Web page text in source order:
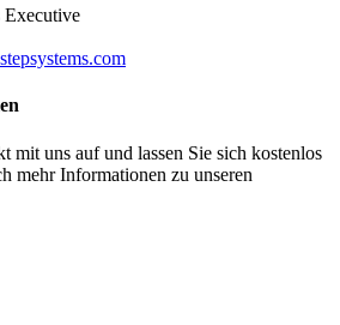
Executive
mit uns auf und lassen Sie sich kostenlos
mehr Informationen zu unseren